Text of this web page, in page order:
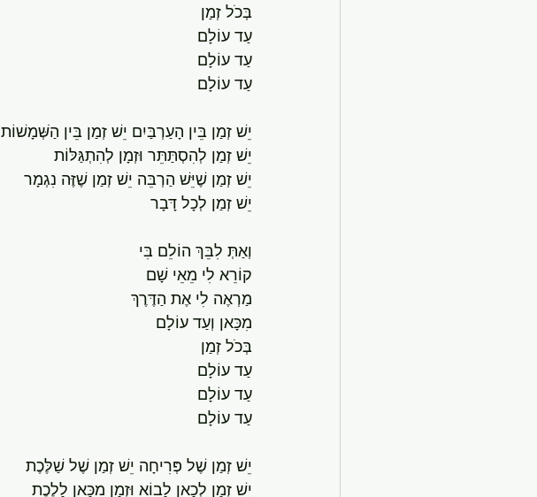
בְּכֹל זְמַן
עַד עוֹלָם
עַד עוֹלָם
עַד עוֹלָם
יֵשׁ זְמַן בֵּין הָעַרְבַּיִם יֵשׁ זְמַן בֵּין הַשְּׁמָשׁוֹת
יֵשׁ זְמַן לְהִסְתַּתֵּר וּזְמָן לְהִתְגַּלּוֹת
יֵשׁ זְמַן שֶׁיֵּשׁ הַרְבֵּה יֵשׁ זְמַן שֶׁזֶּה נִגְמָר
יֵשׁ זְמַן לְכָל דָּבָר
וְאַתְּ לִבֵּךְ הוֹלֵם בִּי
קוֹרֵא לִי מֵאֵי שָׁם
מַרְאֶה לִי אֶת הַדֶּרֶךְ
מִכָּאן וְעַד עוֹלָם
בְּכֹל זְמַן
עַד עוֹלָם
עַד עוֹלָם
עַד עוֹלָם
יֵשׁ זְמַן שֶׁל פְּרִיחָה יֵשׁ זְמַן שֶׁל שַׁלֶּכֶת
יֵשׁ זְמַן לְכָאן לָבוֹא וּזְמָן מִכָּאן לָלֶכֶת